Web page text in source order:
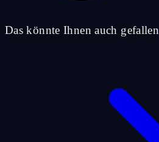
Das könnte Ihnen auch gefallen